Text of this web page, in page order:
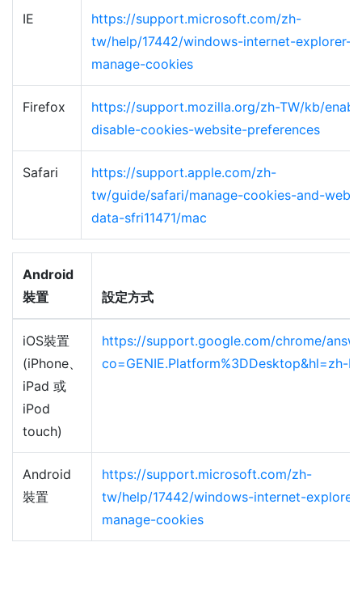
IE
https://support.microsoft.com/zh-
tw/help/17442/windows-internet-explorer-
manage-cookies
Firefox
https://support.mozilla.org/zh-TW/kb/
disable-cookies-website-preferences
Safari
https://support.apple.com/zh-
tw/guide/safari/manage-cookies-and-
data-sfri11471/mac
Android
裝置
設定方式
iOS裝置
(iPhone、
iPad 或
iPod
touch)
https://support.google.com/chrome/
co=GENIE.Platform%3DDesktop&hl=zh-
Android
裝置
https://support.microsoft.com/zh-
tw/help/17442/windows-internet-
manage-cookies